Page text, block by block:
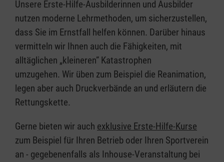
Unsere Erste-Hilfe-Ausbilderinnen und Ausbilder
nutzen moderne Lehrmethoden, um sicherzustellen,
dass Sie im Ernstfall helfen können. Darüber hinaus
vermitteln wir Ihnen auch die Fähigkeiten, mit
alltäglichen „kleineren” Katastrophen
umzugehen. Wir üben zum Beispiel die Reanimation,
legen aber auch Druckverbände an und erläutern die
Rettungskette.
Gerne bieten wir auch exklusive Erste-Hilfe-Kurse
zum Beispiel für Ihren Betrieb oder Ihren Sportverein
an - gegebenenfalls als Inhouse-Veranstaltung bei